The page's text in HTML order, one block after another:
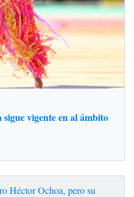
vigente en al ámbito
Héctor Ochoa, pero su